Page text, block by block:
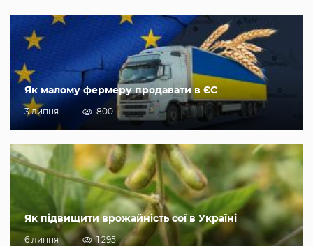
Як малому фермеру продавати в ЄС
3 липня 800
Як підвищити врожайність сої в Україні
6 липня 1 295